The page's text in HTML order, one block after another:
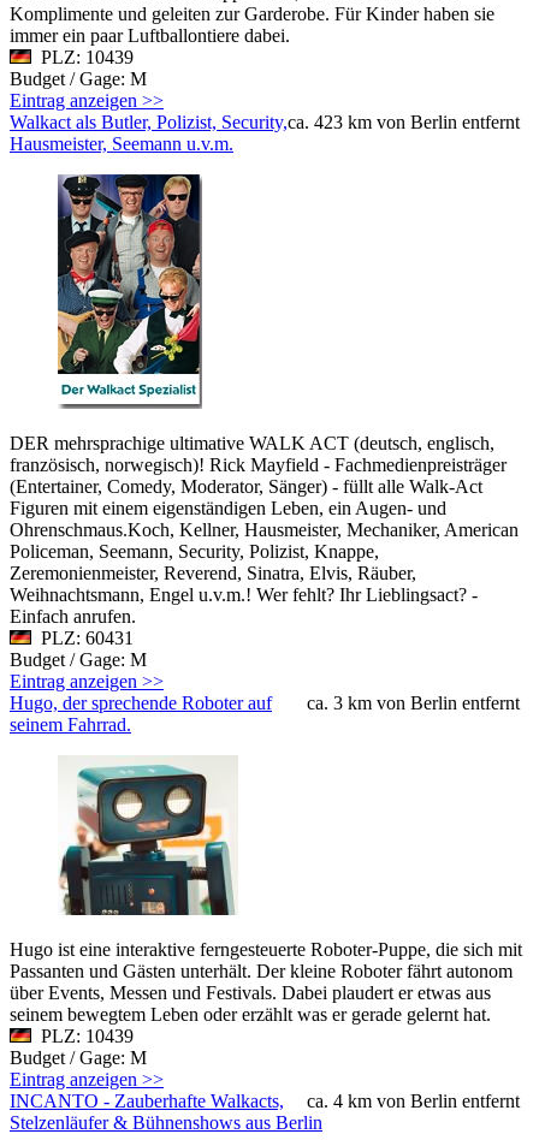
Komplimente und geleiten zur Garderobe. Für Kinder haben sie
immer ein paar Luftballontiere dabei.
PLZ: 10439
Budget / Gage: M
Eintrag anzeigen >>
ca. 423 km von Berlin entfernt
Walkact als Butler, Polizist, Security,
Hausmeister, Seemann u.v.m.
DER mehrsprachige ultimative WALK ACT (deutsch, englisch,
französisch, norwegisch)! Rick Mayfield - Fachmedienpreisträger
(Entertainer, Comedy, Moderator, Sänger) - füllt alle Walk-Act
Figuren mit einem eigenständigen Leben, ein Augen- und
Ohrenschmaus.Koch, Kellner, Hausmeister, Mechaniker, American
Policeman, Seemann, Security, Polizist, Knappe,
Zeremonienmeister, Reverend, Sinatra, Elvis, Räuber,
Weihnachtsmann, Engel u.v.m.! Wer fehlt? Ihr Lieblingsact? -
Einfach anrufen.
PLZ: 60431
Budget / Gage: M
Eintrag anzeigen >>
ca. 3 km von Berlin entfernt
Hugo, der sprechende Roboter auf
seinem Fahrrad.
Hugo ist eine interaktive ferngesteuerte Roboter-Puppe, die sich mit
Passanten und Gästen unterhält. Der kleine Roboter fährt autonom
über Events, Messen und Festivals. Dabei plaudert er etwas aus
seinem bewegtem Leben oder erzählt was er gerade gelernt hat.
PLZ: 10439
Budget / Gage: M
Eintrag anzeigen >>
ca. 4 km von Berlin entfernt
INCANTO - Zauberhafte Walkacts,
Stelzenläufer & Bühnenshows aus Berlin